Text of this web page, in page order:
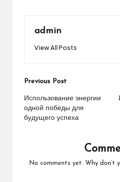
admin
View All Posts
Post
navigation
Previous Post
Использование энергии
одной победы для
будущего успеха
No comments yet. Why don’t